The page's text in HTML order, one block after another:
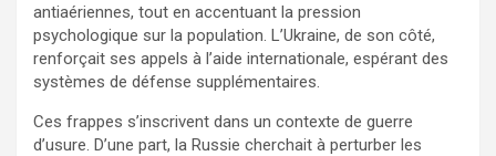
antiaériennes, tout en accentuant la pression
psychologique sur la population. L’Ukraine, de son côté,
renforçait ses appels à l’aide internationale, espérant des
systèmes de défense supplémentaires.
Ces frappes s’inscrivent dans un contexte de guerre
d’usure. D’une part, la Russie cherchait à perturber les